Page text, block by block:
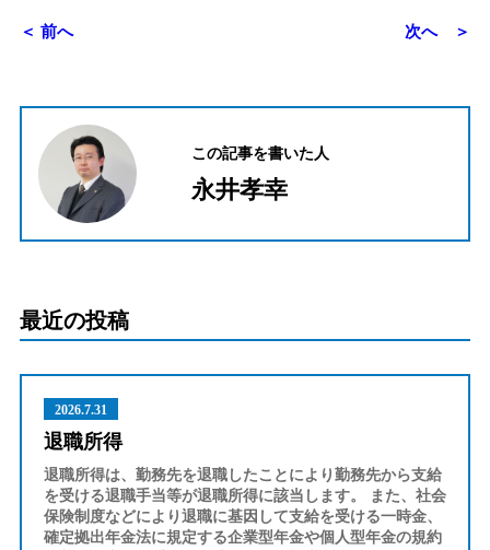
＜ 前へ 次へ ＞
この記事を書いた人
永井孝幸
最近の投稿
2026.7.31
退職所得
退職所得は、勤務先を退職したことにより勤務先から支給
を受ける退職手当等が退職所得に該当します。 また、社会
保険制度などにより退職に基因して支給を受ける一時金、
確定拠出年金法に規定する企業型年金や個人型年金の規約